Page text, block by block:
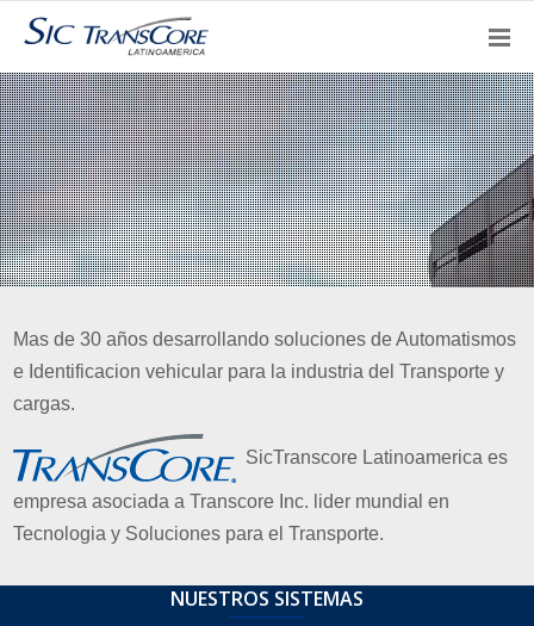
SicPuertos
Mas de 30 años desarrollando soluciones de Automatismos
e Identificacion vehicular para la industria del Transporte y
cargas.
SicTranscore Latinoamerica es
empresa asociada a Transcore Inc. lider mundial en
Tecnologia y Soluciones para el Transporte.
NUESTROS SISTEMAS